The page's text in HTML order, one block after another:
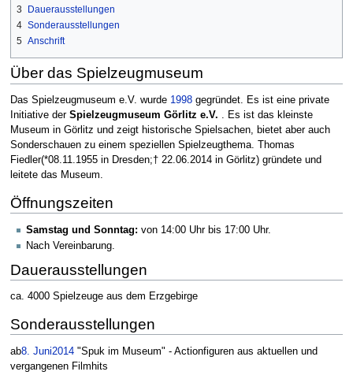
3
Dauerausstellungen
4 Sonderausstellungen
5 Anschrift
Über das Spielzeugmuseum
Das Spielzeugmuseum e.V. wurde 1998gegründet. Es ist eine private
Initiative der Spielzeugmuseum Görlitz e.V. . Es ist das kleinste
Museum in Görlitz und zeigt historische Spielsachen, bietet aber auch
Sonderschauen zu einem speziellen Spielzeugthema. Thomas
Fiedler(*08.11.1955 in Dresden;† 22.06.2014 in Görlitz) gründete und
leitete das Museum.
Öffnungszeiten
Samstag und Sonntag: von 14:00 Uhr bis 17:00 Uhr.
Nach Vereinbarung.
Dauerausstellungen
ca. 4000 Spielzeuge aus dem Erzgebirge
Sonderausstellungen
ab8. Juni2014"Spuk im Museum" - Actionfiguren aus aktuellen und
vergangenen Filmhits